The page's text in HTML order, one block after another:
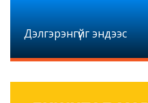
Дэлгэрэнгүйг эндээс